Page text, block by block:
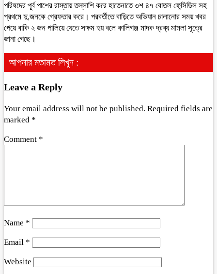
পরিষদের পূর্ব পাশের রাস্তায় তল্লাশি করে হাতেনাতে ৩শ ৪৭ বোতল ফেন্সিডিল সহ
প্রথমে দু,জনকে গ্রেফতার করে। পরবর্তীতে বাড়িতে অভিযান চালানোর সময় খবর
পেয়ে বাকি ২ জন পালিয়ে যেতে সক্ষম হয় বলে কালিগঞ্জ মাদক দ্রব্য মামলা সূত্রে
জানা গেছে।
আপনার মতামত লিখুন :
Leave a Reply
Your email address will not be published. Required fields are
marked *
Comment *
Name *
Email *
Website